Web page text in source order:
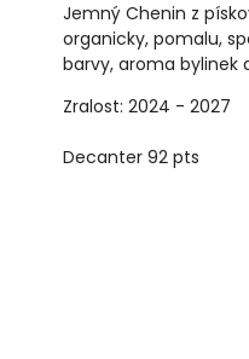
Jemný Chenin z
organicky, pomalu,
barvy, aroma
Zralost: 2024 - 2027
Decanter 92 pts